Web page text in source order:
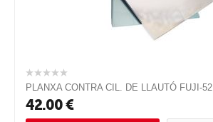
PLANXA CONTRA CIL. DE LLAUTÓ FUJI-52
42.00€